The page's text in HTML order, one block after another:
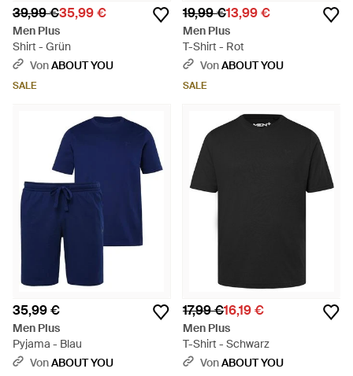
39,99 €35,99 €
Men Plus
Shirt - Grün
VonABOUT YOU
SALE
19,99 €13,99 €
Men Plus
T-Shirt - Rot
VonABOUT YOU
SALE
35,99 €
Men Plus
Pyjama - Blau
VonABOUT YOU
17,99 €16,19 €
Men Plus
T-Shirt - Schwarz
VonABOUT YOU